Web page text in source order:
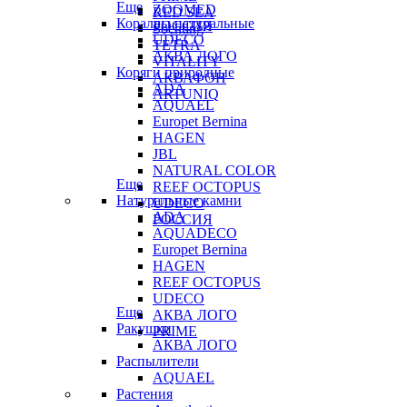
RED SEA
Sochting
TETRA
VITALITY
АКВАФОН
ARTUNIQ
ZOOMED
РОССИЯ
Еще
Кораллы натуральные
UDECO
АКВА ЛОГО
Коряги природные
ADA
AQUAEL
Europet Bernina
HAGEN
JBL
NATURAL COLOR
REEF OCTOPUS
UDECO
РОССИЯ
Еще
Натуральные камни
ADA
AQUADECO
Europet Bernina
HAGEN
REEF OCTOPUS
UDECO
АКВА ЛОГО
PRIME
Еще
Ракушки
АКВА ЛОГО
Распылители
AQUAEL
Растения